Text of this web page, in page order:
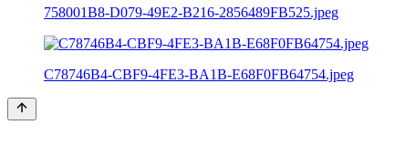
758001B8-D079-49E2-B216-2856489FB525.jpeg
C78746B4-CBF9-4FE3-BA1B-E68F0FB64754.jpeg